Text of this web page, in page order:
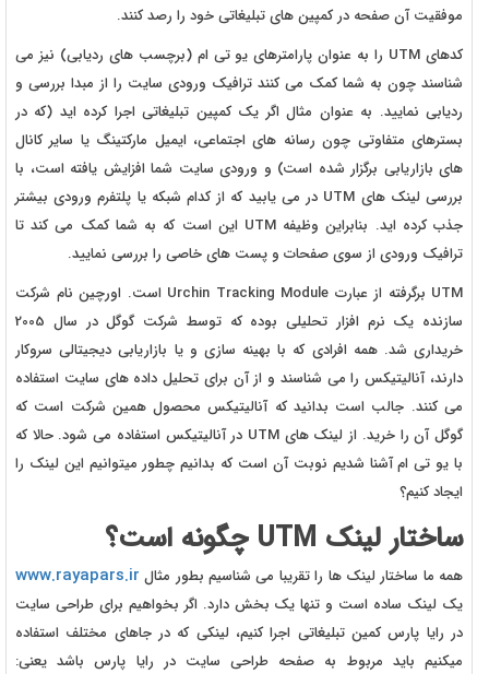
موفقیت آن صفحه در کمپین های تبلیغاتی خود را رصد کنند.
کدهای UTM را به عنوان پارامترهای یو تی ام (برچسب های ردیابی) نیز می
شناسند چون به شما کمک می کنند ترافیک ورودی سایت را از مبدا بررسی و
ردیابی نمایید. به عنوان مثال اگر یک کمپین تبلیغاتی اجرا کرده اید (که در
بسترهای متفاوتی چون رسانه های اجتماعی، ایمیل مارکتینگ یا سایر کانال
های بازاریابی برگزار شده است) و ورودی سایت شما افزایش یافته است، با
بررسی لینک های UTM در می یابید که از کدام شبکه یا پلتفرم ورودی بیشتر
جذب کرده اید. بنابراین وظیفه UTM این است که به شما کمک می کند تا
ترافیک ورودی از سوی صفحات و پست های خاصی را بررسی نمایید.
UTM برگرفته از عبارت Urchin Tracking Module است. اورچین نام شرکت
سازنده یک نرم افزار تحلیلی بوده که توسط شرکت گوگل در سال 2005
خریداری شد. همه افرادی که با بهینه سازی و یا بازاریابی دیجیتالی سروکار
دارند، آنالیتیکس را می شناسند و از آن برای تحلیل داده های سایت استفاده
می کنند. جالب است بدانید که آنالیتیکس محصول همین شرکت است که
گوگل آن را خرید. از لینک های UTM در آنالیتیکس استفاده می شود. حالا که
با یو تی ام آشنا شدیم نوبت آن است که بدانیم چطور میتوانیم این لینک را
ایجاد کنیم؟
ساختار لینک UTM چگونه است؟
همه ما ساختار لینک ها را تقریبا می شناسیم بطور مثال www.rayapars.ir
یک لینک ساده است و تنها یک بخش دارد. اگر بخواهیم برای طراحی سایت
در رایا پارس کمین تبلیغاتی اجرا کنیم، لینکی که در جاهای مختلف استفاده
میکنیم باید مربوط به صفحه طراحی سایت در رایا پارس باشد یعنی: